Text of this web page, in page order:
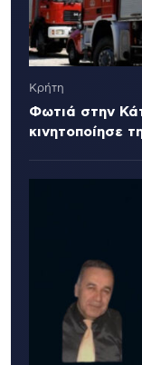
Κρήτη
Φωτιά στην
κινητοποίησε